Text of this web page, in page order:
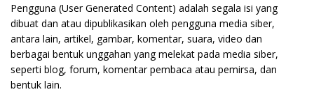
Pengguna (User Generated Content) adalah segala isi yang
dibuat dan atau dipublikasikan oleh pengguna media siber,
antara lain, artikel, gambar, komentar, suara, video dan
berbagai bentuk unggahan yang melekat pada media siber,
seperti blog, forum, komentar pembaca atau pemirsa, dan
bentuk lain.